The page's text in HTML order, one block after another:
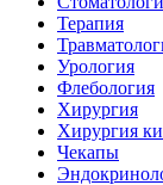
Терапия
Урология
Флебология
Хирургия
Хирургия
Чекапы